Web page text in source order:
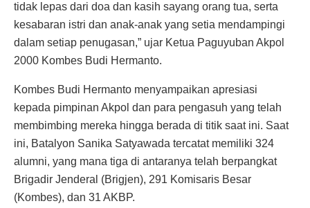
tidak lepas dari doa dan kasih sayang orang tua, serta
kesabaran istri dan anak-anak yang setia mendampingi
dalam setiap penugasan,” ujar Ketua Paguyuban Akpol
2000 Kombes Budi Hermanto.
Kombes Budi Hermanto menyampaikan apresiasi
kepada pimpinan Akpol dan para pengasuh yang telah
membimbing mereka hingga berada di titik saat ini. Saat
ini, Batalyon Sanika Satyawada tercatat memiliki 324
alumni, yang mana tiga di antaranya telah berpangkat
Brigadir Jenderal (Brigjen), 291 Komisaris Besar
(Kombes), dan 31 AKBP.